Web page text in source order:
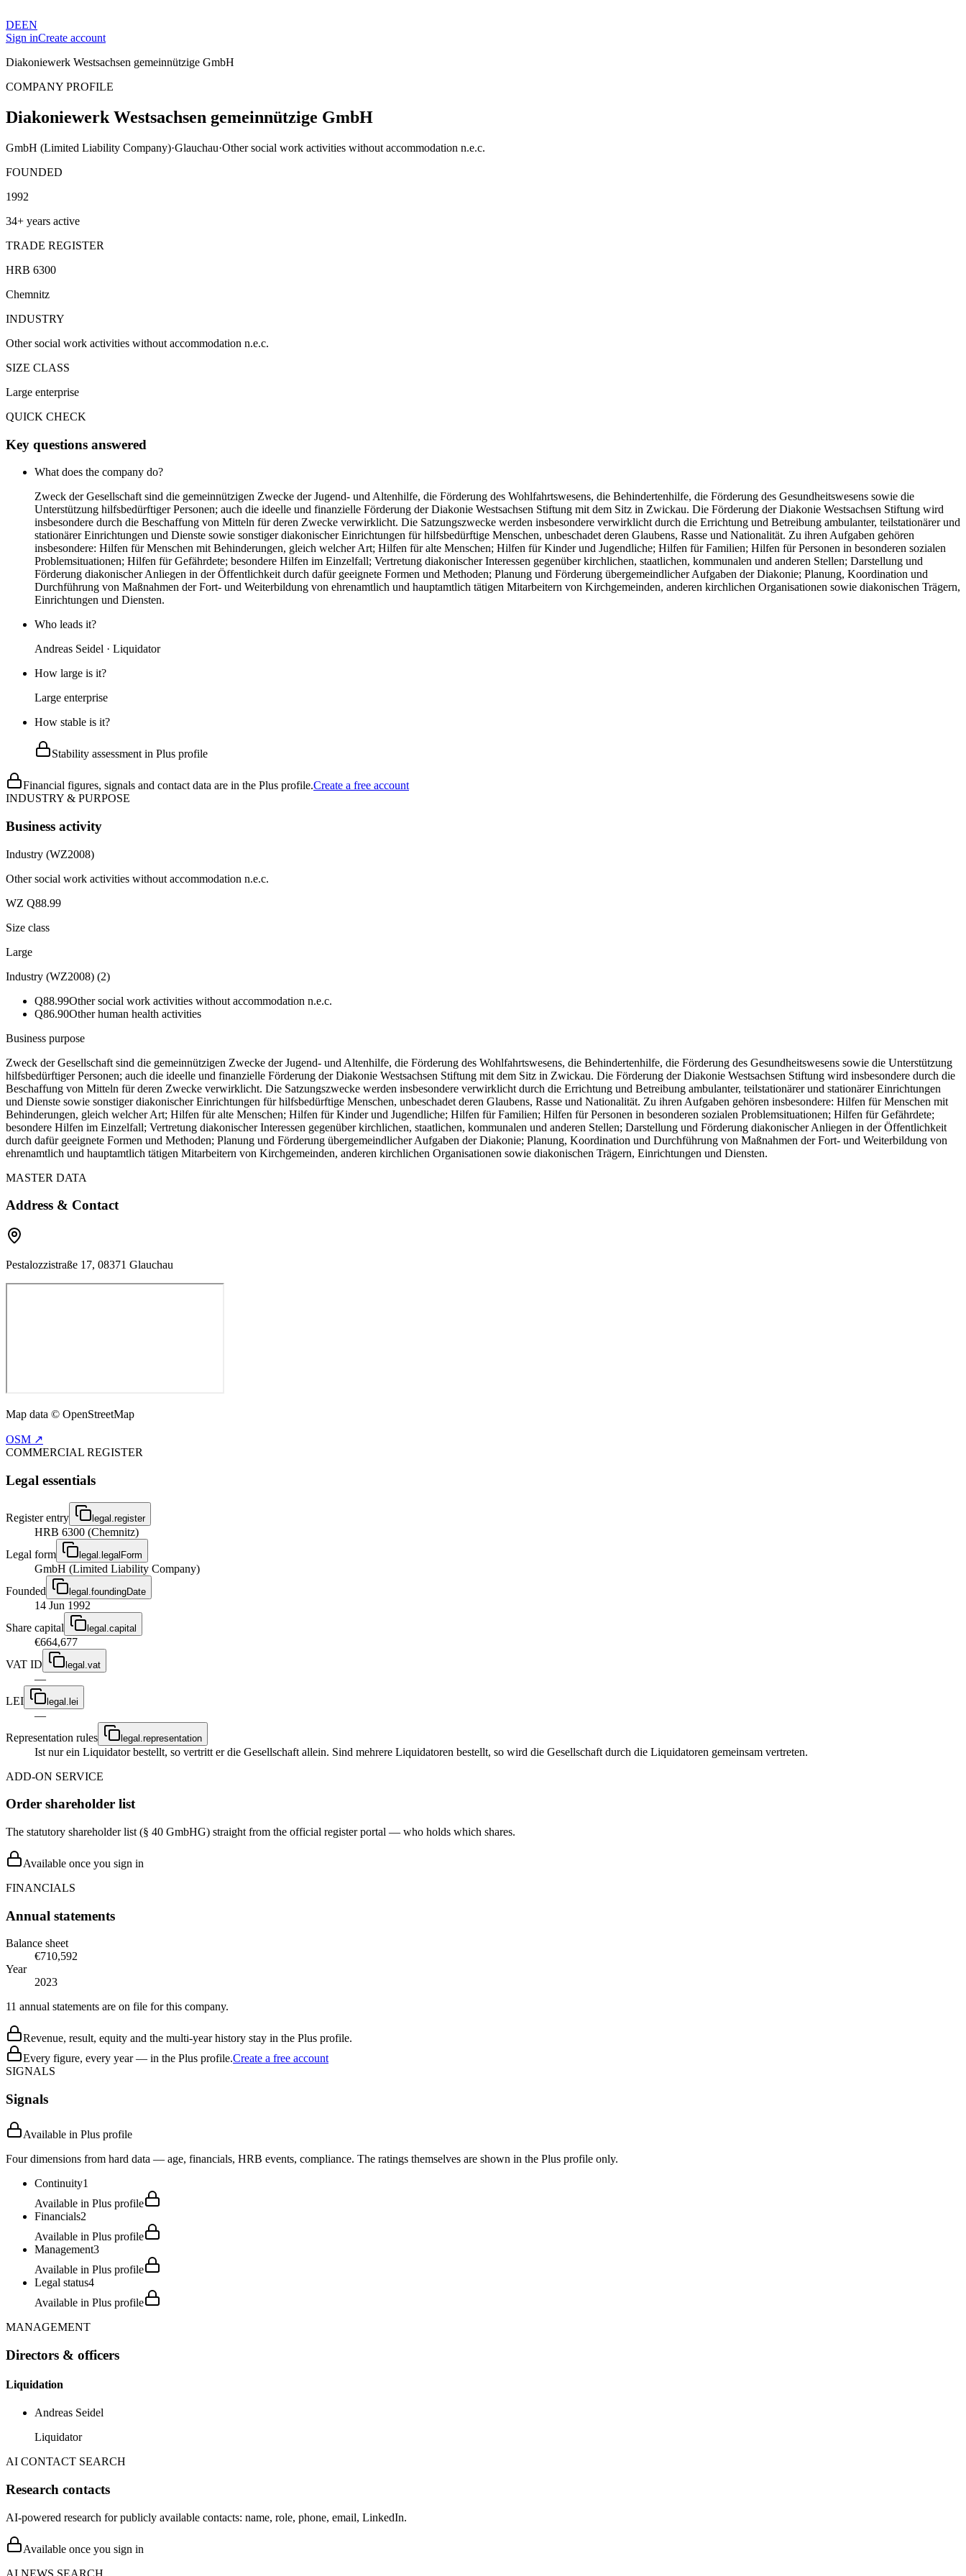
DEEN
Sign inCreate account
Diakoniewerk Westsachsen gemeinnützige GmbH
COMPANY PROFILE
Diakoniewerk Westsachsen gemeinnützige GmbH
GmbH (Limited Liability Company)·Glauchau·Other social work activities without accommodation n.e.c.
FOUNDED
1992
34+ years active
TRADE REGISTER
HRB 6300
Chemnitz
INDUSTRY
Other social work activities without accommodation n.e.c.
SIZE CLASS
Large enterprise
QUICK CHECK
Key questions answered
What does the company do?
Zweck der Gesellschaft sind die gemeinnützigen Zwecke der Jugend- und Altenhilfe, die Förderung des Wohlfahrtswesens, die Behindertenhilfe, die Förderung des Gesundheitswesens sowie die
Unterstützung hilfsbedürftiger Personen; auch die ideelle und finanzielle Förderung der Diakonie Westsachsen Stiftung mit dem Sitz in Zwickau. Die Förderung der Diakonie Westsachsen Stiftung wird
insbesondere durch die Beschaffung von Mitteln für deren Zwecke verwirklicht. Die Satzungszwecke werden insbesondere verwirklicht durch die Errichtung und Betreibung ambulanter, teilstationärer und
stationärer Einrichtungen und Dienste sowie sonstiger diakonischer Einrichtungen für hilfsbedürftige Menschen, unbeschadet deren Glaubens, Rasse und Nationalität. Zu ihren Aufgaben gehören
insbesondere: Hilfen für Menschen mit Behinderungen, gleich welcher Art; Hilfen für alte Menschen; Hilfen für Kinder und Jugendliche; Hilfen für Familien; Hilfen für Personen in besonderen sozialen
Problemsituationen; Hilfen für Gefährdete; besondere Hilfen im Einzelfall; Vertretung diakonischer Interessen gegenüber kirchlichen, staatlichen, kommunalen und anderen Stellen; Darstellung und
Förderung diakonischer Anliegen in der Öffentlichkeit durch dafür geeignete Formen und Methoden; Planung und Förderung übergemeindlicher Aufgaben der Diakonie; Planung, Koordination und
Durchführung von Maßnahmen der Fort- und Weiterbildung von ehrenamtlich und hauptamtlich tätigen Mitarbeitern von Kirchgemeinden, anderen kirchlichen Organisationen sowie diakonischen Trägern,
Einrichtungen und Diensten.
Who leads it?
Andreas Seidel · Liquidator
How large is it?
Large enterprise
How stable is it?
Stability assessment in Plus profile
Financial figures, signals and contact data are in the Plus profile.Create a free account
INDUSTRY & PURPOSE
Business activity
Industry (WZ2008)
Other social work activities without accommodation n.e.c.
WZ Q88.99
Size class
Large
Industry (WZ2008) (2)
Q88.99Other social work activities without accommodation n.e.c.
Q86.90Other human health activities
Business purpose
Zweck der Gesellschaft sind die gemeinnützigen Zwecke der Jugend- und Altenhilfe, die Förderung des Wohlfahrtswesens, die Behindertenhilfe, die Förderung des Gesundheitswesens sowie die Unterstützung
hilfsbedürftiger Personen; auch die ideelle und finanzielle Förderung der Diakonie Westsachsen Stiftung mit dem Sitz in Zwickau. Die Förderung der Diakonie Westsachsen Stiftung wird insbesondere durch die
Beschaffung von Mitteln für deren Zwecke verwirklicht. Die Satzungszwecke werden insbesondere verwirklicht durch die Errichtung und Betreibung ambulanter, teilstationärer und stationärer Einrichtungen
und Dienste sowie sonstiger diakonischer Einrichtungen für hilfsbedürftige Menschen, unbeschadet deren Glaubens, Rasse und Nationalität. Zu ihren Aufgaben gehören insbesondere: Hilfen für Menschen mit
Behinderungen, gleich welcher Art; Hilfen für alte Menschen; Hilfen für Kinder und Jugendliche; Hilfen für Familien; Hilfen für Personen in besonderen sozialen Problemsituationen; Hilfen für Gefährdete;
besondere Hilfen im Einzelfall; Vertretung diakonischer Interessen gegenüber kirchlichen, staatlichen, kommunalen und anderen Stellen; Darstellung und Förderung diakonischer Anliegen in der Öffentlichkeit
durch dafür geeignete Formen und Methoden; Planung und Förderung übergemeindlicher Aufgaben der Diakonie; Planung, Koordination und Durchführung von Maßnahmen der Fort- und Weiterbildung von
ehrenamtlich und hauptamtlich tätigen Mitarbeitern von Kirchgemeinden, anderen kirchlichen Organisationen sowie diakonischen Trägern, Einrichtungen und Diensten.
MASTER DATA
Address & Contact
Pestalozzistraße 17, 08371 Glauchau
Map data © OpenStreetMap
OSM ↗
COMMERCIAL REGISTER
Legal essentials
Register entry legal.register
HRB 6300 (Chemnitz)
Legal form
legal.legalForm
GmbH (Limited Liability Company)
Founded
legal.foundingDate
14 Jun 1992
Share capital
legal.capital
€664,677
VAT ID
legal.vat
—
LEI
legal.lei
—
Representation rules
legal.representation
Ist nur ein Liquidator bestellt, so vertritt er die Gesellschaft allein. Sind mehrere Liquidatoren bestellt, so wird die Gesellschaft durch die Liquidatoren gemeinsam vertreten.
ADD-ON SERVICE
Order shareholder list
The statutory shareholder list (§ 40 GmbHG) straight from the official register portal — who holds which shares.
Available once you sign in
FINANCIALS
Annual statements
Balance sheet
€710,592
Year
2023
11 annual statements are on file for this company.
Revenue, result, equity and the multi-year history stay in the Plus profile.
Every figure, every year — in the Plus profile.Create a free account
SIGNALS
Signals
Available in Plus profile
Four dimensions from hard data — age, financials, HRB events, compliance. The ratings themselves are shown in the Plus profile only.
Continuity1
Available in Plus profile
Financials2
Available in Plus profile
Management3
Available in Plus profile
Legal status4
Available in Plus profile
MANAGEMENT
Directors & officers
Liquidation
Andreas Seidel
Liquidator
AI CONTACT SEARCH
Research contacts
AI-powered research for publicly available contacts: name, role, phone, email, LinkedIn.
Available once you sign in
AI NEWS SEARCH